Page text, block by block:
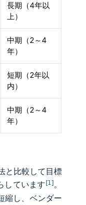
長期（4年以
上）
中期（2～4
年）
短期（2年以
内）
中期（2～4
年）
と比較して目標
しています[1]。
縮し、ベンダー